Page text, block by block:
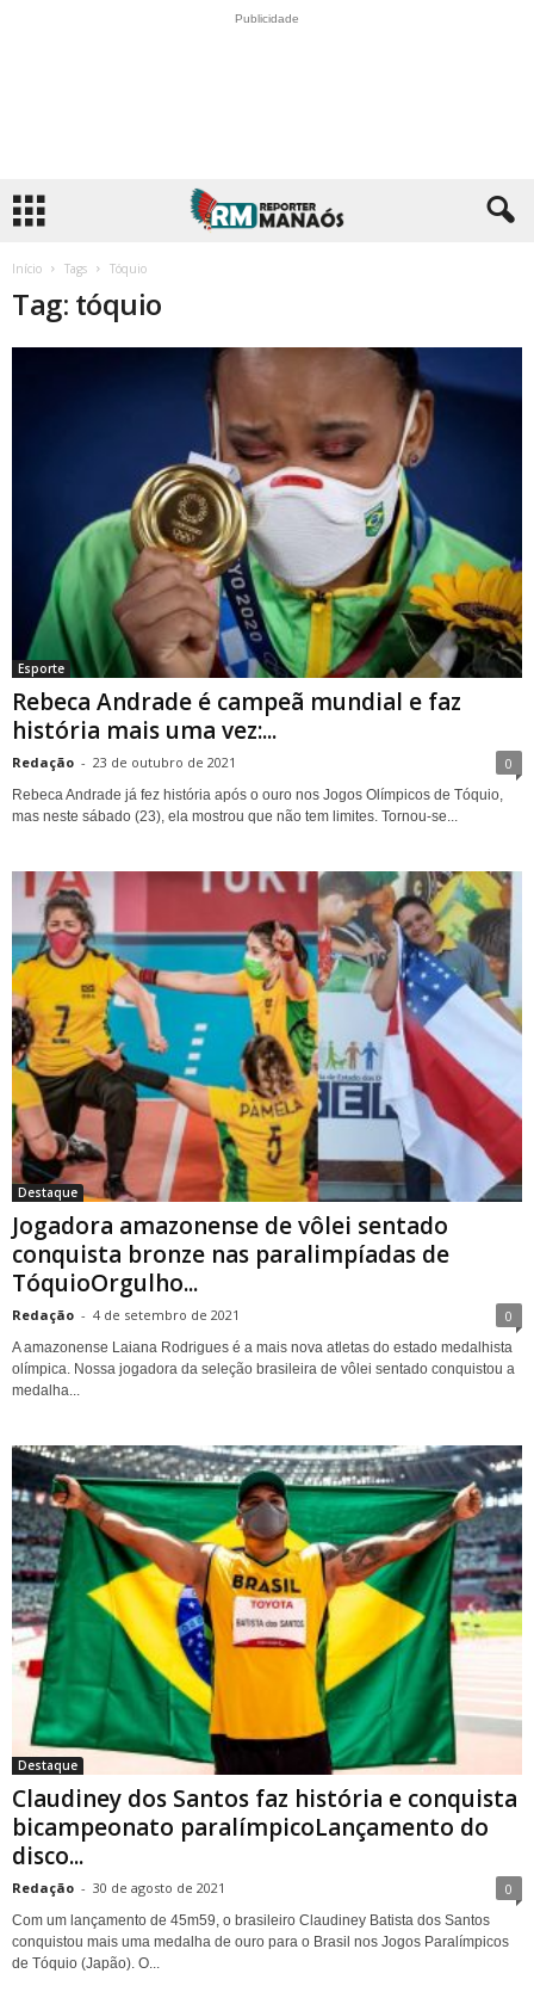
Publicidade
Início Tags Tóquio
Tag: tóquio
Esporte
Rebeca Andrade é campeã mundial e faz
história mais uma vez:...
Redação - 23 de outubro de 2021 0
Rebeca Andrade já fez história após o ouro nos Jogos Olímpicos de Tóquio,
mas neste sábado (23), ela mostrou que não tem limites. Tornou-se...
Destaque
Jogadora amazonense de vôlei sentado
conquista bronze nas paralimpíadas de
TóquioOrgulho...
Redação - 4 de setembro de 2021 0
A amazonense Laiana Rodrigues é a mais nova atletas do estado medalhista
olímpica. Nossa jogadora da seleção brasileira de vôlei sentado conquistou a
medalha...
Destaque
Claudiney dos Santos faz história e conquista
bicampeonato paralímpicoLançamento do
disco...
Redação - 30 de agosto de 2021 0
Com um lançamento de 45m59, o brasileiro Claudiney Batista dos Santos
conquistou mais uma medalha de ouro para o Brasil nos Jogos Paralímpicos
de Tóquio (Japão). O...